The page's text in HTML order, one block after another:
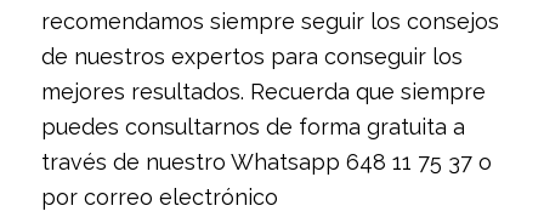
recomendamos siempre seguir los consejos
de nuestros expertos para conseguir los
mejores resultados. Recuerda que siempre
puedes consultarnos de forma gratuita a
través de nuestro Whatsapp 648 11 75 37 o
por correo electrónico